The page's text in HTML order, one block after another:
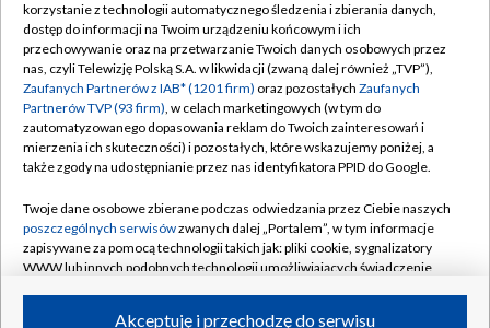
TVP
Abonament TVP
Emisja w TVP
Centrum informacji TVP
Naziemna Telewizja Cyfrowa
Rada Programowa
System NOS
Informacje o nadawcy
Regulamin TVP
Polityka prywatności
Moje zgody
Pomoc
Kontakt
Kanały
korzystanie z technologii automatycznego śledzenia i zbierania danych,
dostęp do informacji na Twoim urządzeniu końcowym i ich
przechowywanie oraz na przetwarzanie Twoich danych osobowych przez
nas, czyli Telewizję Polską S.A. w likwidacji (zwaną dalej również „TVP”),
Zaufanych Partnerów z IAB* (1201 firm) oraz pozostałych Zaufanych
Partnerów TVP (93 firm), w celach marketingowych (w tym do
zautomatyzowanego dopasowania reklam do Twoich zainteresowań i
mierzenia ich skuteczności) i pozostałych, które wskazujemy poniżej, a
także zgody na udostępnianie przez nas identyfikatora PPID do Google.
Twoje dane osobowe zbierane podczas odwiedzania przez Ciebie naszych
poszczególnych serwisówzwanych dalej „Portalem”, w tym informacje
zapisywane za pomocą technologii takich jak: pliki cookie, sygnalizatory
WWW lub innych podobnych technologii umożliwiających świadczenie
Akceptuję i przechodzę do serwisu